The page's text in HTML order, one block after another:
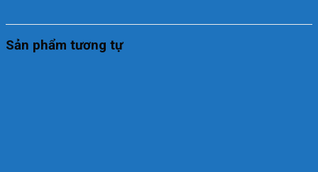
Sản phẩm tương tự